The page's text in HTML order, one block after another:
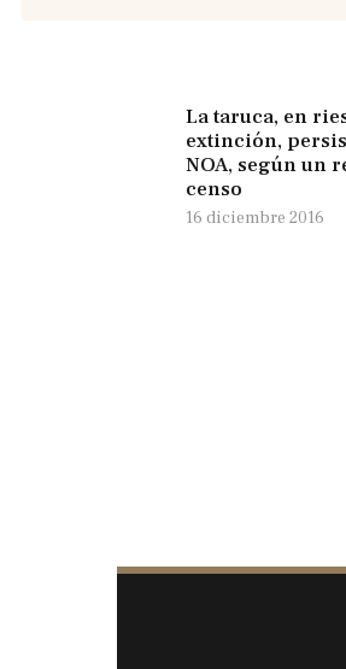
La taruca, en
extinción,
NOA, según un
censo
16 diciembre 2016